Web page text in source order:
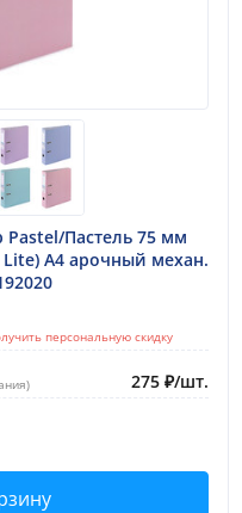
Pastel/Пастель 75 мм
A4 арочный механ.
персональную скидку
275 ₽/шт.